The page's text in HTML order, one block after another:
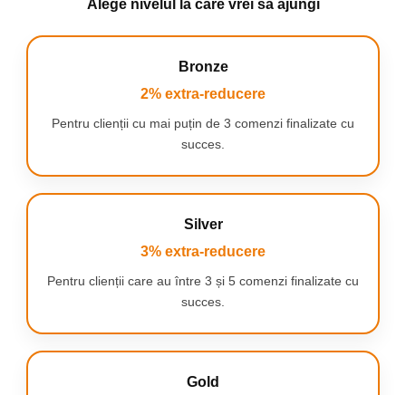
Alege nivelul la care vrei să ajungi
Bronze
2% extra-reducere
Pentru clienții cu mai puțin de 3 comenzi finalizate cu
succes.
Silver
3% extra-reducere
Pentru clienții care au între 3 și 5 comenzi finalizate cu
succes.
Gold